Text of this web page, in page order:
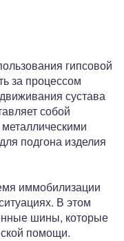
гипсовой
за процессом
сустава
собой
подгона изделия
иммобилизации
В этом
шины, которые
помощи.